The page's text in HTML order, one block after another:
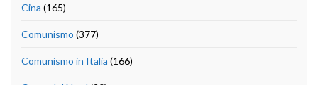
Cina (165)
Comunismo (377)
Comunismo in Italia (166)